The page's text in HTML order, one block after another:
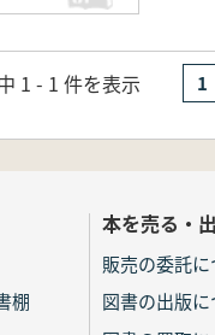
1 - 1 件を表示 1
棚
本を売る・
販売の委託に
図書の出版に